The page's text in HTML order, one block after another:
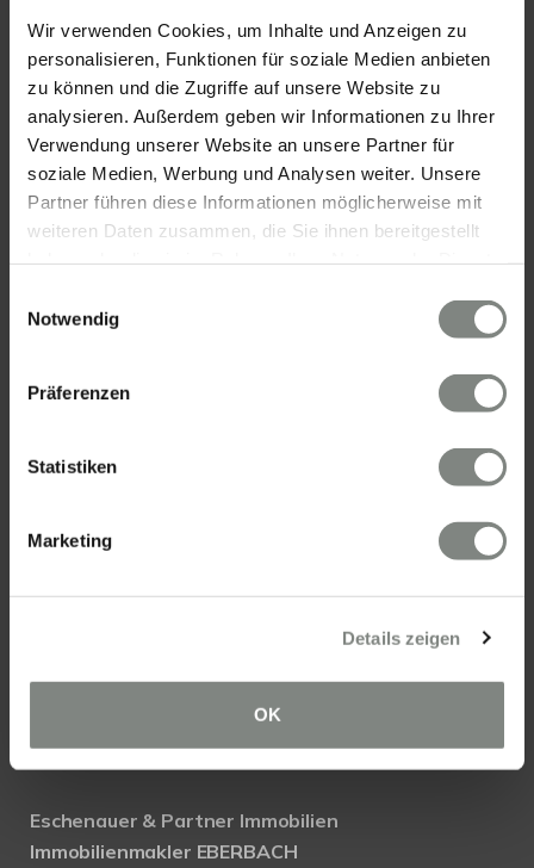
Wir verwenden Cookies, um Inhalte und Anzeigen zu
personalisieren, Funktionen für soziale Medien anbieten
zu können und die Zugriffe auf unsere Website zu
analysieren. Außerdem geben wir Informationen zu Ihrer
Verwendung unserer Website an unsere Partner für
soziale Medien, Werbung und Analysen weiter. Unsere
Partner führen diese Informationen möglicherweise mit
weiteren Daten zusammen, die Sie ihnen bereitgestellt
Cookies, wenn Sie unsere Webseite weiterhin nutzen.
Notwendig
Präferenzen
Statistiken
Marketing
Details zeigen
OK
SICHERHEIT & KOMPETENZ
KONTAKT
Eschenauer & Partner Immobilien
Akademiestraße 1, 69117 Heidelberg
Mail:info@eschenauer-partner.de
Eschenauer & Partner Immobilien
Eschenauer & Partner Immobilien
Immobilienmakler EBERBACH